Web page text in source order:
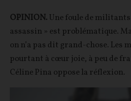
OPINION.Une foule de
assassin » est problématique.
on n’a pas dit grand-chose. Les
pourtant à cœur joie, à peu de
Céline Pina oppose la réflexion.